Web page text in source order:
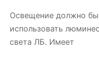
Освещение должно
использовать
света ЛБ. Имеет